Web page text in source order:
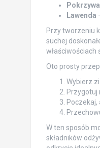
Pokrzywa
Lawenda
Przy tworzeniu
suchej
właściwościach
Oto prosty
Wybierz
Przygotuj
Poczekaj,
W ten sposób
składników